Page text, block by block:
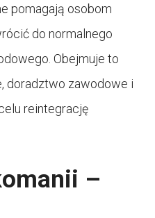
pomagają osobom
do normalnego
Obejmuje to
doradztwo zawodowe i
reintegrację
–